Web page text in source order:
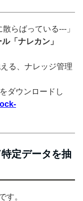
らばっている---」
「ナレカン」
る、ナレッジ管理
ダウンロードし
定データを抽
す。